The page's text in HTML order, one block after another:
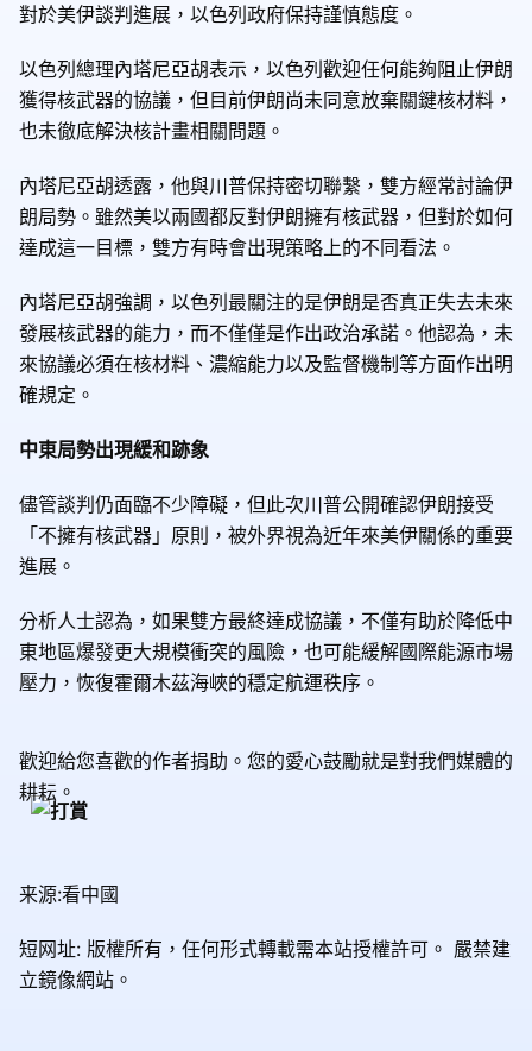
對於美伊談判進展，以色列政府保持謹慎態度。
以色列總理內塔尼亞胡表示，以色列歡迎任何能夠阻止伊朗
獲得核武器的協議，但目前伊朗尚未同意放棄關鍵核材料，
也未徹底解決核計畫相關問題。
內塔尼亞胡透露，他與川普保持密切聯繫，雙方經常討論伊
朗局勢。雖然美以兩國都反對伊朗擁有核武器，但對於如何
達成這一目標，雙方有時會出現策略上的不同看法。
內塔尼亞胡強調，以色列最關注的是伊朗是否真正失去未來
發展核武器的能力，而不僅僅是作出政治承諾。他認為，未
來協議必須在核材料、濃縮能力以及監督機制等方面作出明
確規定。
中東局勢出現緩和跡象
儘管談判仍面臨不少障礙，但此次川普公開確認伊朗接受
「不擁有核武器」原則，被外界視為近年來美伊關係的重要
進展。
分析人士認為，如果雙方最終達成協議，不僅有助於降低中
東地區爆發更大規模衝突的風險，也可能緩解國際能源市場
壓力，恢復霍爾木茲海峽的穩定航運秩序。
歡迎給您喜歡的作者捐助。您的愛心鼓勵就是對我們媒體的
耕耘。
来源:看中國
短网址: 版權所有，任何形式轉載需本站授權許可。 嚴禁建
立鏡像網站。